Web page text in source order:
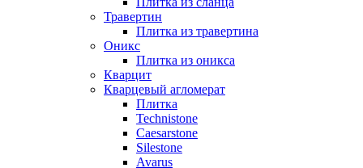
Травертин
Плитка из травертина
Оникс
Плитка из оникса
Кварцит
Кварцевый агломерат
Плитка
Technistone
Caesarstone
Silestone
Avarus